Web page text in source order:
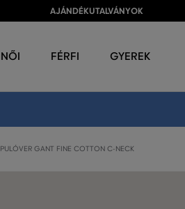
AJÁNDÉKUTALVÁNYOK
NŐI FÉRFI GYEREK
PULÓVER GANT FINE COTTON C-NECK